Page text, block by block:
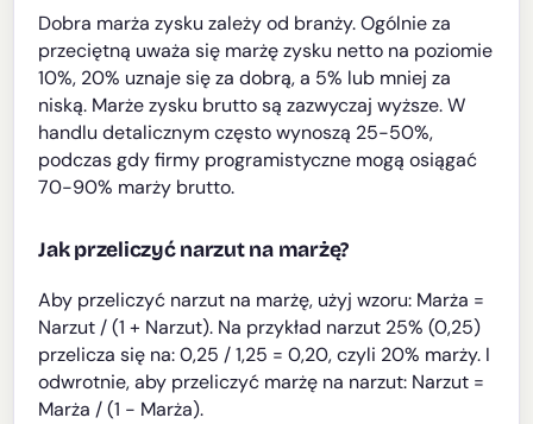
Dobra marża zysku zależy od branży. Ogólnie za
przeciętną uważa się marżę zysku netto na poziomie
10%, 20% uznaje się za dobrą, a 5% lub mniej za
niską. Marże zysku brutto są zazwyczaj wyższe. W
handlu detalicznym często wynoszą 25-50%,
podczas gdy firmy programistyczne mogą osiągać
70-90% marży brutto.
Jak przeliczyć narzut na marżę?
Aby przeliczyć narzut na marżę, użyj wzoru: Marża =
Narzut / (1 + Narzut). Na przykład narzut 25% (0,25)
przelicza się na: 0,25 / 1,25 = 0,20, czyli 20% marży. I
odwrotnie, aby przeliczyć marżę na narzut: Narzut =
Marża / (1 - Marża).